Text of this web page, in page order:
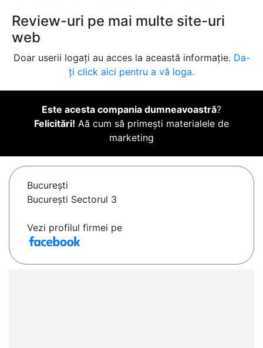
Review-uri pe mai multe site-uri
web
Doar userii logați au acces la această informație. Da-
ți click aici pentru a vă loga.
Este acesta compania dumneavoastră?
Felicitări! Aă cum să primești materialele de
marketing
Bucureşti
Bucureşti Sectorul 3
Vezi profilul firmei pe